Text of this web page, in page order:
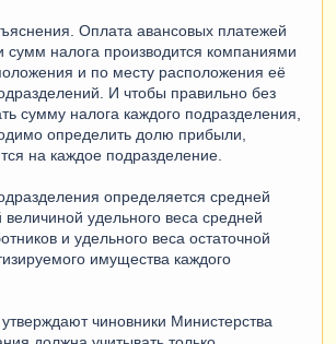
Оплата авансовых платежей
сумм налога производится компаниями
и по месту расположения её
И чтобы правильно без
сумму налога каждого подразделения,
определить долю прибыли,
на каждое подразделение.
определяется средней
удельного веса средней
и удельного веса остаточной
имущества каждого
чиновники Министерства